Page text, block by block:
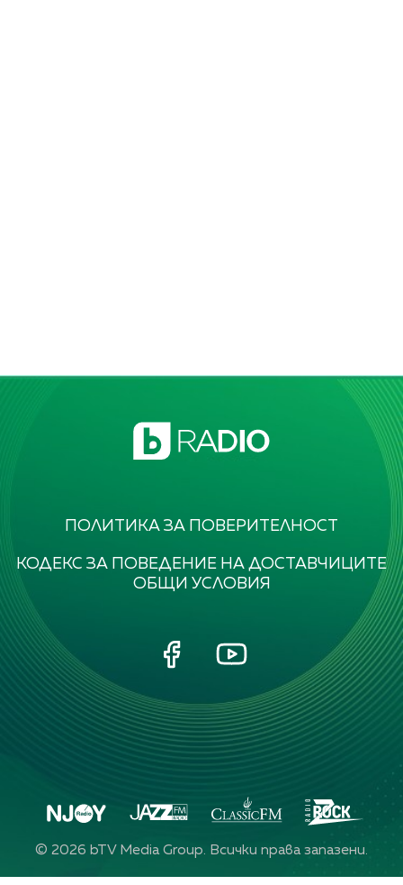
ПОЛИТИКА ЗА ПОВЕРИТЕЛНОСТ
КОДЕКС ЗА ПОВЕДЕНИЕ НА ДОСТАВЧИЦИТЕ
ОБЩИ УСЛОВИЯ
© 2026 bTV Media Group. Всички права запазени.